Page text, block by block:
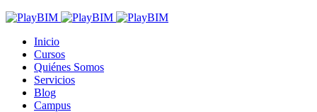
Inicio
Cursos
Quiénes Somos
Servicios
Blog
Campus